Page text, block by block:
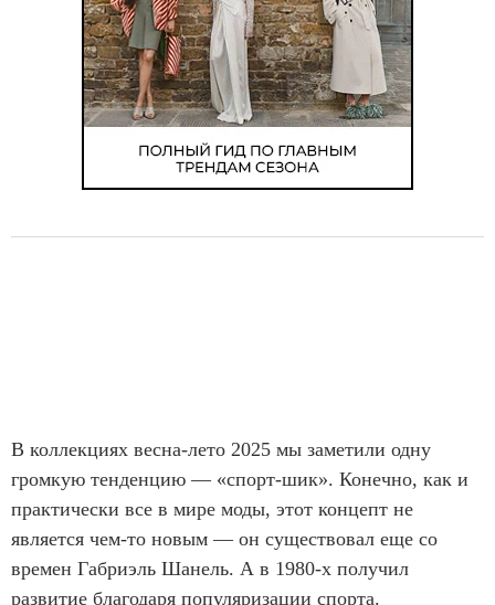
В коллекциях весна-лето 2025 мы заметили одну
громкую тенденцию — «спорт-шик». Конечно, как и
практически все в мире моды, этот концепт не
является чем-то новым — он существовал еще со
времен Габриэль Шанель. А в 1980-х получил
развитие благодаря популяризации спорта.